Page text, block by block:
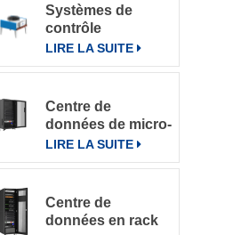
Systèmes de
contrôle
intelligents pour
climatiseurs de
rangée DataRow
Series dans les
données
LIRE LA SUITE
Centre de
données de micro-
rack intégré
LIRE LA SUITE
Centre de
données en rack